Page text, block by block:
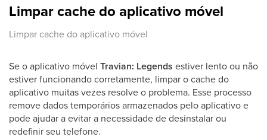
Limpar cache do aplicativo móvel
Limpar cache do aplicativo móvel
Se o aplicativo móvel Travian: Legends estiver lento ou não
estiver funcionando corretamente, limpar o cache do
aplicativo muitas vezes resolve o problema. Esse processo
remove dados temporários armazenados pelo aplicativo e
pode ajudar a evitar a necessidade de desinstalar ou
redefinir seu telefone.